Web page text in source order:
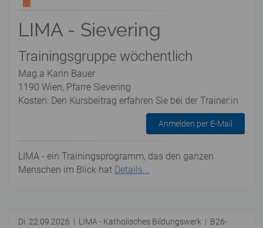
LIMA - Sievering
Trainingsgruppe wöchentlich
Mag.a Karin Bauer
1190 Wien, Pfarre Sievering
Kosten: Den Kursbeitrag erfahren Sie bei der Trainer:in
Anmelden per E-Mail
LIMA - ein Trainingsprogramm, das den ganzen
Menschen im Blick hat Details...
Di. 22.09.2026 | LIMA - Katholisches Bildungswerk | B26-